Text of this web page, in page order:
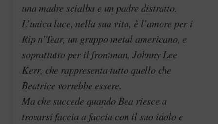
una madre scialba e un padre distratto.
L’unica luce, nella sua vita, è l’amore per i
Rip n’Tear, un gruppo metal americano, e
soprattutto per il frontman, Johnny Lee
Kerr, che rappresenta tutto quello che
Beatrice vorrebbe essere.
Ma che succede quando Bea riesce a
trovarsi faccia a faccia con il suo idolo e